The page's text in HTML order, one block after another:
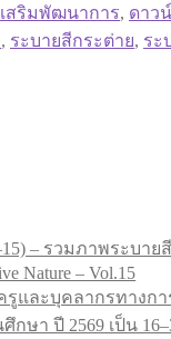
สริมพัฒนาการ, ดาว
, ระบายสีกระต่าย, ระ
– รวมภาพระบาย
Nature – Vol.15
และบุคลากรทางก
กษา ปี 2569 เป็น